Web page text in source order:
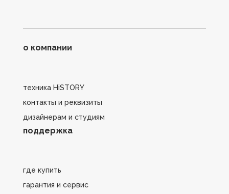
о компании
техника HiSTORY
контакты и реквизиты
дизайнерам и студиям
поддержка
где купить
гарантия и сервис